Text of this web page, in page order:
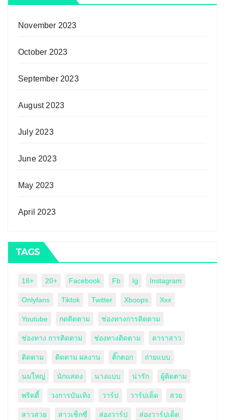
November 2023
October 2023
September 2023
August 2023
July 2023
June 2023
May 2023
April 2023
TAGS
18+ 20+ Facebook Fb Ig Instagram
Onlyfans Tiktok Twitter Xboops Xxx
Youtube กดติดตาม ช่องทางการติดตาม
ช่องทาง การติดตาม ช่องทางติดตาม ดาราสาว
ติดตาม ติดตาม ผลงาน ติ๊กตอก ถ่ายแบบ
นมใหญ่ นักแสดง นางแบบ น่ารัก ผู้ติดตาม
พริตตี้ วงการบันเทิง วาร์ป วาร์ปเด็ด สวย
สาวสวย สาวเซ็กซี่ ส่องวาร์ป ส่องวาร์ปเด็ด